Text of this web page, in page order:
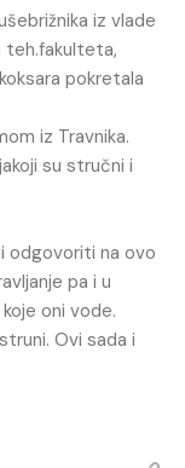
iz vlade
teh.fakulteta,
pokretala
iz Travnika.
su stručni i
odgovoriti na ovo
pa i u
oni vode.
Ovi sada i